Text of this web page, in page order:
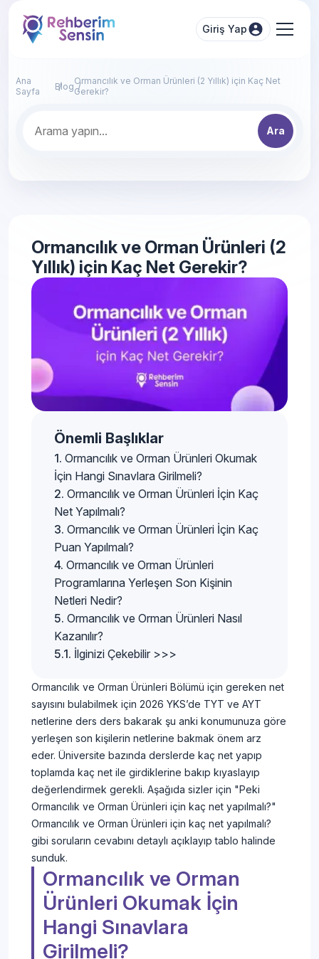
Giriş Yap
Ana
Sayfa
BlogOrmancılık ve Orman Ürünleri (2 Yıllık) için Kaç Net
Gerekir?
Ara
Ormancılık ve Orman Ürünleri (2
Yıllık) için Kaç Net Gerekir?
Önemli Başlıklar
Ormancılık ve Orman Ürünleri Okumak
İçin Hangi Sınavlara Girilmeli?
Ormancılık ve Orman Ürünleri İçin Kaç
Net Yapılmalı?
Ormancılık ve Orman Ürünleri İçin Kaç
Puan Yapılmalı?
Ormancılık ve Orman Ürünleri
Programlarına Yerleşen Son Kişinin
Netleri Nedir?
Ormancılık ve Orman Ürünleri Nasıl
Kazanılır?
İlginizi Çekebilir >>>
Ormancılık ve Orman Ürünleri Bölümü için gereken net
sayısını bulabilmek için 2026 YKS’de TYT ve AYT
netlerine ders ders bakarak şu anki konumunuza göre
yerleşen son kişilerin netlerine bakmak önem arz
eder. Üniversite bazında derslerde kaç net yapıp
toplamda kaç net ile girdiklerine bakıp kıyaslayıp
değerlendirmek gerekli. Aşağıda sizler için "Peki
Ormancılık ve Orman Ürünleri için kaç net yapılmalı?"
Ormancılık ve Orman Ürünleri için kaç net yapılmalı?
gibi soruların cevabını detaylı açıklayıp tablo halinde
sunduk.
Ormancılık ve Orman
Ürünleri Okumak İçin
Hangi Sınavlara
Girilmeli?